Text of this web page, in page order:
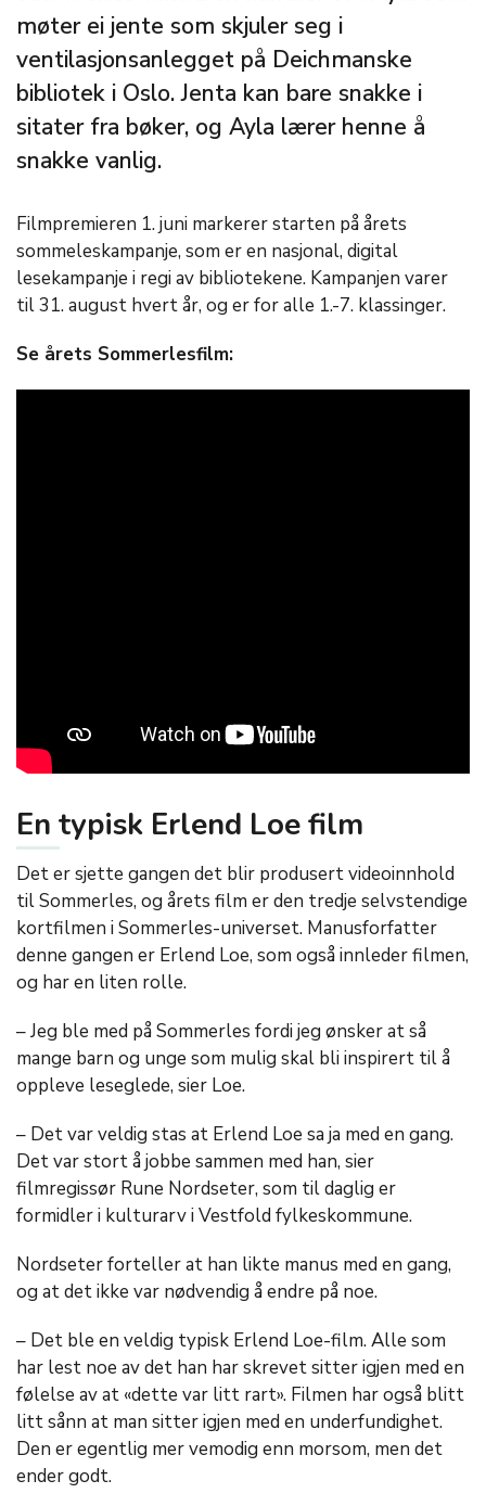
møter ei jente som skjuler seg i
ventilasjonsanlegget på Deichmanske
bibliotek i Oslo. Jenta kan bare snakke i
sitater fra bøker, og Ayla lærer henne å
snakke vanlig.
Filmpremieren 1. juni markerer starten på årets
sommeleskampanje, som er en nasjonal, digital
lesekampanje i regi av bibliotekene. Kampanjen varer
til 31. august hvert år, og er for alle 1.-7. klassinger.
Se årets Sommerlesfilm:
En typisk Erlend Loe film
Det er sjette gangen det blir produsert videoinnhold
til Sommerles, og årets film er den tredje selvstendige
kortfilmen i Sommerles-universet. Manusforfatter
denne gangen er Erlend Loe, som også innleder filmen,
og har en liten rolle.
– Jeg ble med på Sommerles fordi jeg ønsker at så
mange barn og unge som mulig skal bli inspirert til å
oppleve leseglede, sier Loe.
– Det var veldig stas at Erlend Loe sa ja med en gang.
Det var stort å jobbe sammen med han, sier
filmregissør Rune Nordseter, som til daglig er
formidler i kulturarv i Vestfold fylkeskommune.
Nordseter forteller at han likte manus med en gang,
og at det ikke var nødvendig å endre på noe.
– Det ble en veldig typisk Erlend Loe-film. Alle som
har lest noe av det han har skrevet sitter igjen med en
følelse av at «dette var litt rart». Filmen har også blitt
litt sånn at man sitter igjen med en underfundighet.
Den er egentlig mer vemodig enn morsom, men det
ender godt.